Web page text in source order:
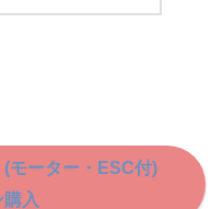
モーター・ESC付)
入